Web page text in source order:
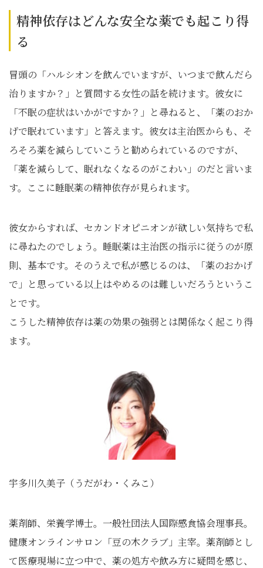
精神依存はどんな安全な薬でも起こり得
る
冒頭の「ハルシオンを飲んでいますが、いつまで飲んだら
治りますか？」と質問する女性の話を続けます。彼女に
「不眠の症状はいかがですか？」と尋ねると、「薬のおか
げで眠れています」と答えます。彼女は主治医からも、そ
ろそろ薬を減らしていこうと勧められているのですが、
「薬を減らして、眠れなくなるのがこわい」のだと言いま
す。ここに睡眠薬の精神依存が見られます。
彼女からすれば、セカンドオピニオンが欲しい気持ちで私
に尋ねたのでしょう。睡眠薬は主治医の指示に従うのが原
則、基本です。そのうえで私が感じるのは、「薬のおかげ
で」と思っている以上はやめるのは難しいだろうというこ
とです。
こうした精神依存は薬の効果の強弱とは関係なく起こり得
ます。
宇多川久美子（うだがわ・くみこ）
薬剤師、栄養学博士。一般社団法人国際感食協会理事長。
健康オンラインサロン「豆の木クラブ」主宰。薬剤師とし
て医療現場に立つ中で、薬の処方や飲み方に疑問を感じ、